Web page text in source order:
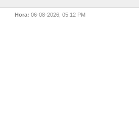
Hora: 06-08-2026, 05:12 PM